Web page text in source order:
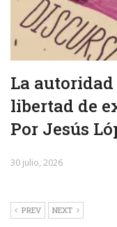
La
libertad de
Por Jesús
30 julio, 2026
PREV NEXT